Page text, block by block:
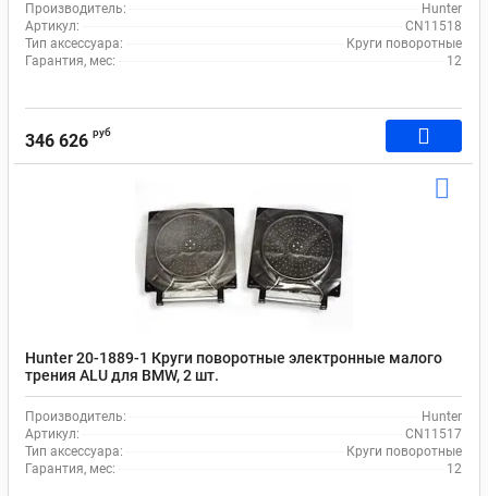
Производитель:
Hunter
Артикул:
CN11518
Тип аксессуара:
Круги поворотные
Гарантия, мес:
12
346 626 руб
Hunter 20-1889-1 Круги поворотные электронные малого
трения ALU для BMW, 2 шт.
Производитель:
Hunter
Артикул:
CN11517
Тип аксессуара:
Круги поворотные
Гарантия, мес:
12